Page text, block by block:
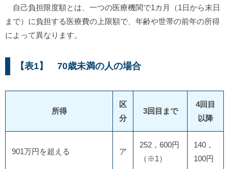
自己負担限度額とは、一つの医療機関で1カ月（1日から末日
まで）に負担する医療費の上限額で、年齢や世帯の前年の所得
によって異なります。
【表1】 70歳未満の人の場合
所得
区
分
3回目まで
4回目
以降
901万円を超える ア
252，600円
（※1）
140，
100円